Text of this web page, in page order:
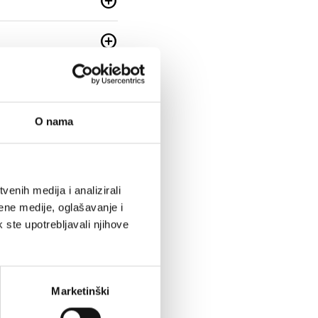
O nama
medija i analizirali
medije, oglašavanje i
ste upotrebljavali njihove
Marketinški
add_circle
add_circle
add_circle
add_circle